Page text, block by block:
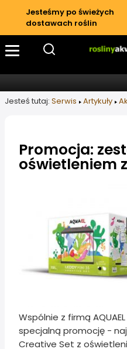
Jesteśmy po świeżych
dostawach roślin
Jesteś tutaj: Serwis Artykuły
Promocja:
oświetleniem
Wspólnie z firmą
specjalną promocję -
Creative Set z